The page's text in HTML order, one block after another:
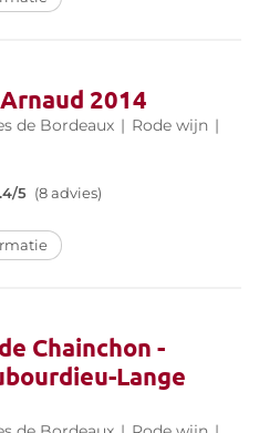
2014
de Bordeaux | Rode wijn |
5 (8 advies)
Chainchon -
Lange